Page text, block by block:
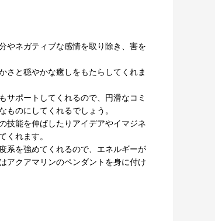
やネガティブな感情を取り除き、害を
さと穏やかな癒しをもたらしてくれま
サポートしてくれるので、円滑なコミ
ものにしてくれるでしょう。
技能を伸ばしたりアイデアやイマジネ
くれます。
系を強めてくれるので、エネルギーが
アクアマリンのペンダントを身に付け